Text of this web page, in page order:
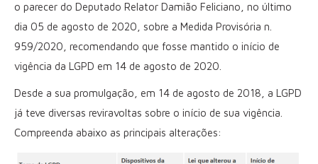
o parecer do Deputado Relator Damião Feliciano, no último
dia 05 de agosto de 2020, sobre a Medida Provisória n.
959/2020, recomendando que fosse mantido o início de
vigência da LGPD em 14 de agosto de 2020.
Desde a sua promulgação, em 14 de agosto de 2018, a LGPD
já teve diversas reviravoltas sobre o início de sua vigência.
Compreenda abaixo as principais alterações: